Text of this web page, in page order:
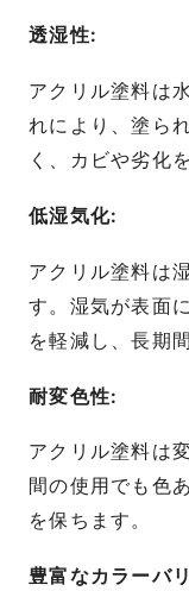
透湿性:
アクリル塗料は
れにより、塗ら
く、カビや劣化
低湿気化:
アクリル塗料は
す。湿気が表面
を軽減し、長期
耐変色性:
アクリル塗料は
間の使用でも色
を保ちます。
豊富なカラーバ